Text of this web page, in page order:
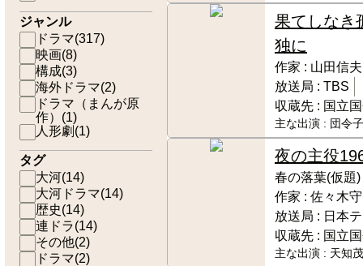
ジャンル
ドラマ(317)
映画(8)
構成(3)
海外ドラマ(2)
ドラマ（まんが原
作） (1)
人形劇 (1)
タグ
大河(14)
大河ドラマ(14)
歴史(14)
連ドラ(14)
その他(2)
ドラマ(2)
果てしなき
独に
作家 : 山田信夫
放送局 : TBS
収蔵先 : 国立
主な出演 : 団令
夜の主役
春の落葉(仮題)
作家 : 佐々木守
放送局 : 日本
収蔵先 : 国立
主な出演 : 天知